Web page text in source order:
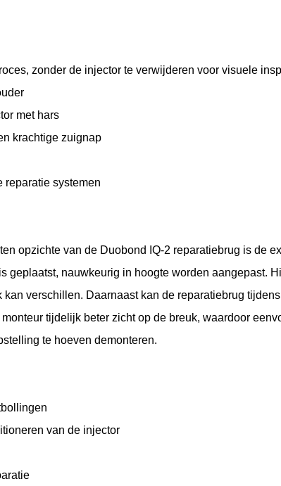
zonder de injector te verwijderen voor visuele
met hars
krachtige zuignap
reparatie systemen
opzichte van de Duobond IQ-2 reparatiebrug is de
geplaatst, nauwkeurig in hoogte worden aangepast.
verschillen. Daarnaast kan de reparatiebrug
tijdelijk beter zicht op de breuk, waardoor
te hoeven demonteren.
van de injector